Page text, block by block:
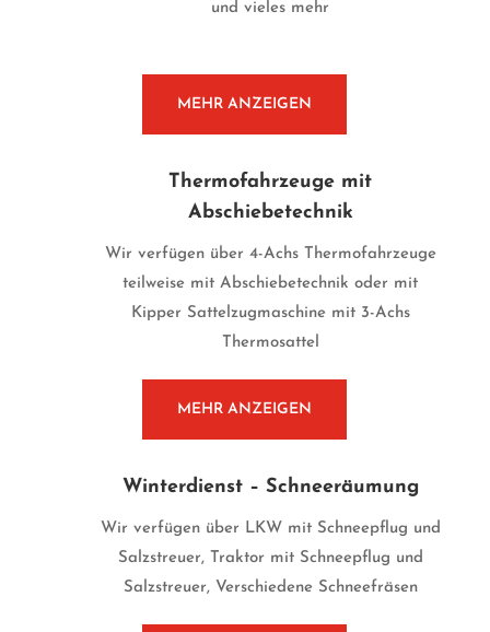
und vieles mehr
MEHR ANZEIGEN
Thermofahrzeuge mit
Abschiebetechnik
Wir verfügen über 4-Achs Thermofahrzeuge
teilweise mit Abschiebetechnik oder mit
Kipper Sattelzugmaschine mit 3-Achs
Thermosattel
MEHR ANZEIGEN
Winterdienst – Schneeräumung
Wir verfügen über LKW mit Schneepflug und
Salzstreuer, Traktor mit Schneepflug und
Salzstreuer, Verschiedene Schneefräsen